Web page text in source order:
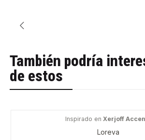
También podría
de estos
Inspirado en Xerjoff
Loreva